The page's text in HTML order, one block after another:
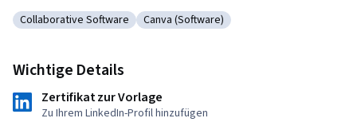
Kategorie: Collaborative Software
Collaborative Software Kategorie: Canva (Software)
Canva (Software)
Wichtige Details
Zertifikat zur Vorlage
Zu Ihrem LinkedIn-Profil hinzufügen